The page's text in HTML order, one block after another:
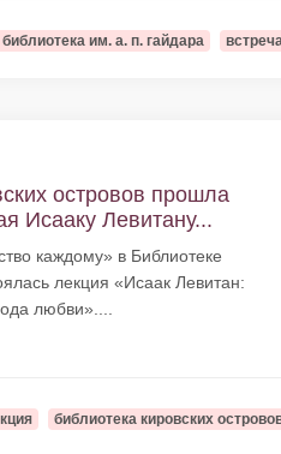
библиотека им. а. п. гайдара встреча
островов прошла
Исааку Левитану...
каждому» в Библиотеке
лекция «Исаак Левитан:
любви»....
библиотека кировских